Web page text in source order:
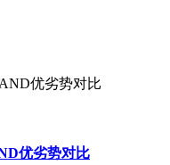
优劣势对比